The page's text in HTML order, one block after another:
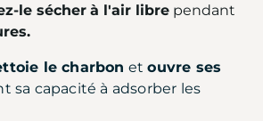
le sécher à l'air libre pendant
le charbon etouvre ses
sa capacité à adsorber les